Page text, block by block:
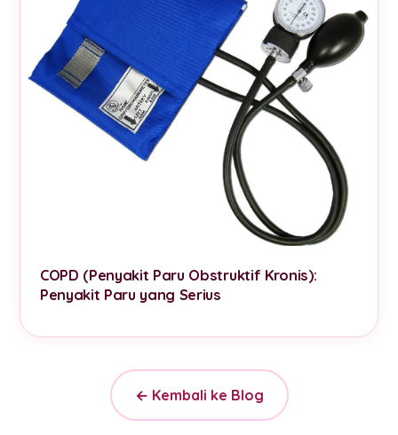
COPD (Penyakit Paru Obstruktif Kronis):
Penyakit Paru yang Serius
← Kembali ke Blog